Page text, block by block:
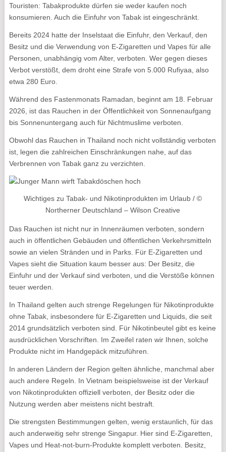
Touristen: Tabakprodukte dürfen sie weder kaufen noch
konsumieren. Auch die Einfuhr von Tabak ist eingeschränkt.
Bereits 2024 hatte der Inselstaat die Einfuhr, den Verkauf, den
Besitz und die Verwendung von E-Zigaretten und Vapes für alle
Personen, unabhängig vom Alter, verboten. Wer gegen dieses
Verbot verstößt, dem droht eine Strafe von 5.000 Rufiyaa, also
etwa 280 Euro.
Während des Fastenmonats Ramadan, beginnt am 18. Februar
2026, ist das Rauchen in der Öffentlichkeit von Sonnenaufgang
bis Sonnenuntergang auch für Nichtmuslime verboten.
Obwohl das Rauchen in Thailand noch nicht vollständig verboten
ist, legen die zahlreichen Einschränkungen nahe, auf das
Verbrennen von Tabak ganz zu verzichten.
Wichtiges zu Tabak- und Nikotinprodukten im Urlaub / ©
Northerner Deutschland – Wilson Creative
Das Rauchen ist nicht nur in Innenräumen verboten, sondern
auch in öffentlichen Gebäuden und öffentlichen Verkehrsmitteln
sowie an vielen Stränden und in Parks. Für E-Zigaretten und
Vapes sieht die Situation kaum besser aus: Der Besitz, die
Einfuhr und der Verkauf sind verboten, und die Verstöße können
teuer werden.
In Thailand gelten auch strenge Regelungen für Nikotinprodukte
ohne Tabak, insbesondere für E-Zigaretten und Liquids, die seit
2014 grundsätzlich verboten sind. Für Nikotinbeutel gibt es keine
ausdrücklichen Vorschriften. Im Zweifel raten wir Ihnen, solche
Produkte nicht im Handgepäck mitzuführen.
In anderen Ländern der Region gelten ähnliche, manchmal aber
auch andere Regeln. In Vietnam beispielsweise ist der Verkauf
von Nikotinprodukten offiziell verboten, der Besitz oder die
Nutzung werden aber meistens nicht bestraft.
Die strengsten Bestimmungen gelten, wenig erstaunlich, für das
auch anderweitig sehr strenge Singapur. Hier sind E-Zigaretten,
Vapes und Heat-not-burn-Produkte komplett verboten. Besitz,